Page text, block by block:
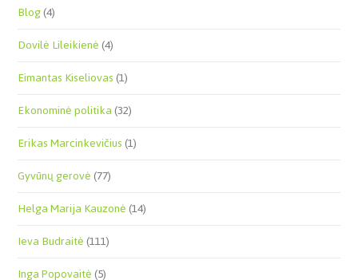
Blog(4)
Dovilė Lileikienė(4)
Eimantas Kiseliovas(1)
Ekonominė politika(32)
Erikas Marcinkevičius(1)
Gyvūnų gerovė(77)
Helga Marija Kauzonė(14)
Ieva Budraitė(111)
Inga Popovaitė(5)